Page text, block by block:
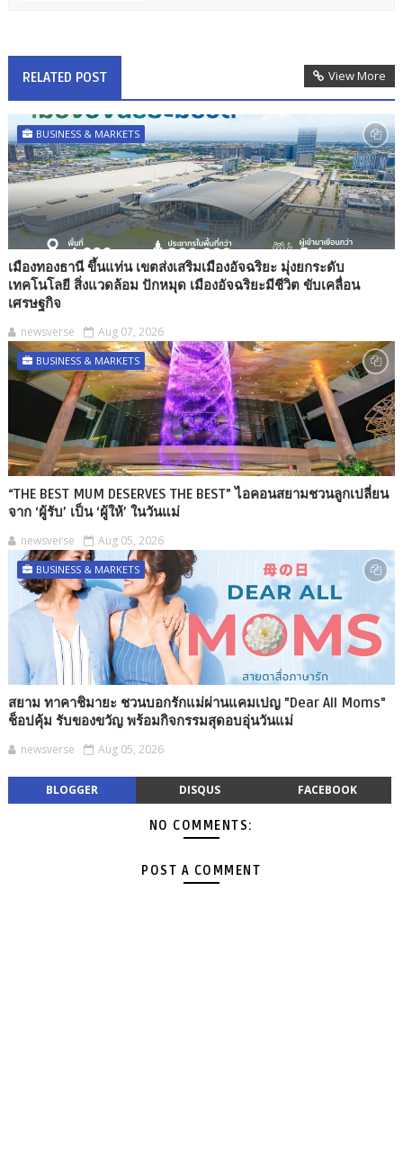
RELATED POST View More
BUSINESS & MARKETS
เมืองทองธานี ขึ้นแท่น เขตส่งเสริมเมืองอัจฉริยะ มุ่งยกระดับ
เทคโนโลยี สิ่งแวดล้อม ปักหมุด เมืองอัจฉริยะมีชีวิต ขับเคลื่อน
เศรษฐกิจ
newsverse Aug 07, 2026
BUSINESS & MARKETS
“THE BEST MUM DESERVES THE BEST” ไอคอนสยามชวนลูกเปลี่ยน
จาก ‘ผู้รับ’ เป็น ‘ผู้ให้’ ในวันแม่
newsverse Aug 05, 2026
BUSINESS & MARKETS
สยาม ทาคาชิมายะ ชวนบอกรักแม่ผ่านแคมเปญ "Dear All Moms"
ช็อปคุ้ม รับของขวัญ พร้อมกิจกรรมสุดอบอุ่นวันแม่
newsverse Aug 05, 2026
BLOGGER DISQUS FACEBOOK
NO COMMENTS:
POST A COMMENT